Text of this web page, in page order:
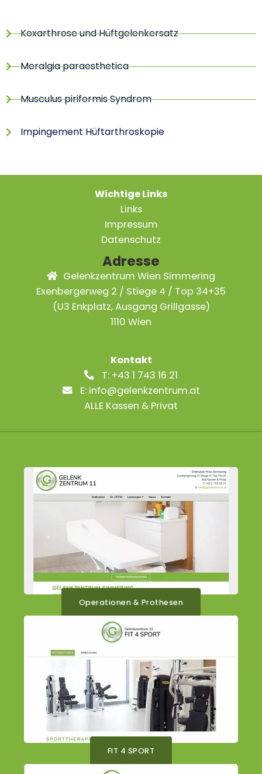
Koxarthrose und Hüftgelenkersatz
Meralgia paraesthetica
Musculus piriformis Syndrom
Impingement Hüftarthroskopie
Wichtige Links
Links
Impressum
Datenschutz
Adresse
Gelenkzentrum Wien Simmering
Exenbergerweg 2 / Stiege 4 / Top 34+35
(U3 Enkplatz, Ausgang Grillgasse)
1110 Wien
Kontakt
T: +43 1 743 16 21
E: info@gelenkzentrum.at
ALLE Kassen & Privat
Operationen & Prothesen
FIT 4 SPORT